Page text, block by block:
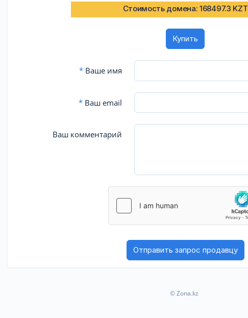
Стоимость домена: 168497.3 KZT
Купить
*Ваше имя
*Ваш email
Ваш комментарий
© Zona.kz